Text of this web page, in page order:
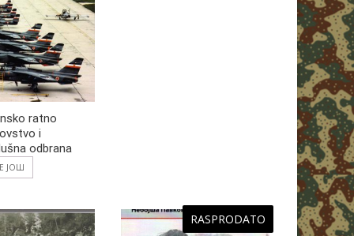
ratno
i
odbrana
ЈОШ
RASPRODATO